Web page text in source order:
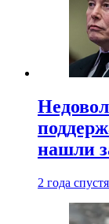
нашли
2 года спустя